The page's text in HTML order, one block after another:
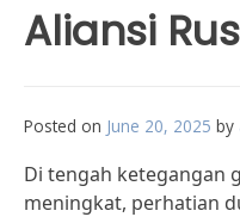
Aliansi
Posted on June 20, 2025 by
Di tengah ketegangan
meningkat, perhatian